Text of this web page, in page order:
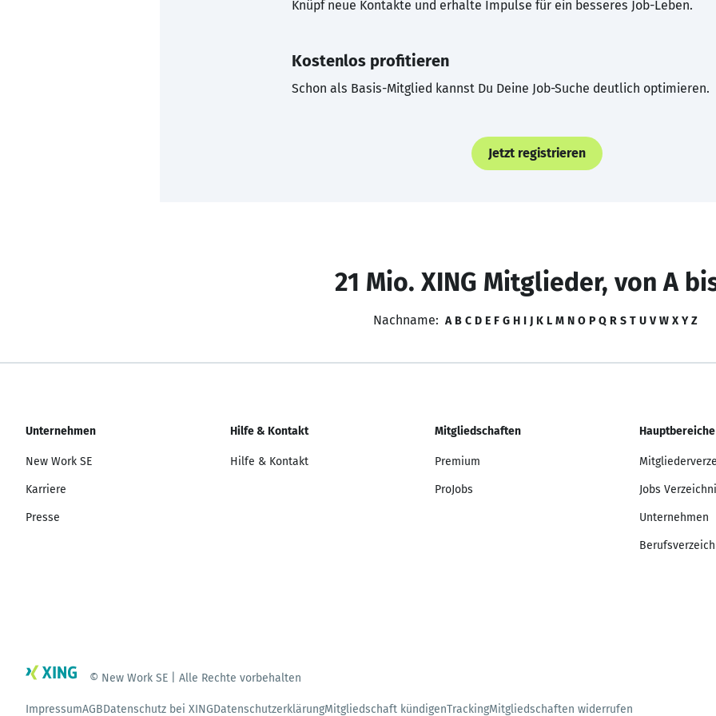
Knüpf neue Kontakte und erhalte Impulse für ein besseres Job-Leben.
Kostenlos profitieren
Schon als Basis-Mitglied kannst Du Deine Job-Suche deutlich optimieren.
Jetzt registrieren
21 Mio. XING Mitglieder, von A
Nachname: A B C D E F G H I J K L M N O P Q R S T U V W X Y Z
Unternehmen
New Work SE
Karriere
Presse
Hilfe & Kontakt
Hilfe & Kontakt
Mitgliedschaften
Premium
ProJobs
Hauptbereiche
Jobs
Unternehmen
© New Work SE | Alle Rechte vorbehalten
ImpressumAGBDatenschutz bei XINGDatenschutzerklärungMitgliedschaft kündigenTrackingMitgliedschaften widerrufen